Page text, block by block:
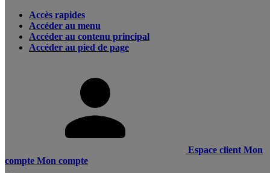
Accès rapides
Accéder au menu
Accéder au contenu principal
Accéder au pied de page
Espace client Mon
compte Mon compte